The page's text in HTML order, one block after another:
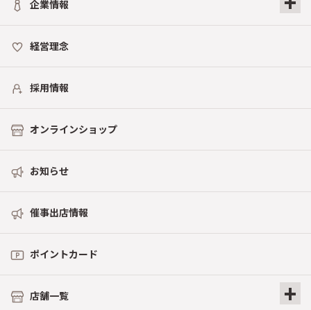
企業情報
経営理念
採用情報
オンラインショップ
お知らせ
催事出店情報
ポイントカード
店舗一覧 +